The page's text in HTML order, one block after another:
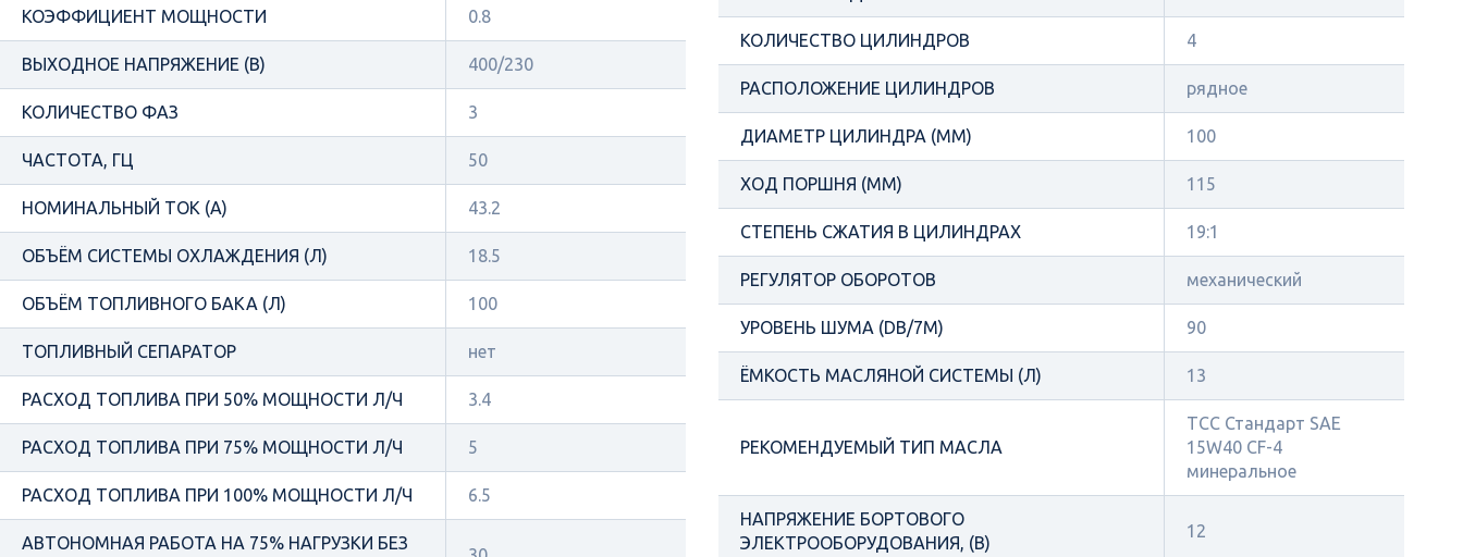
КОЭФФИЦИЕНТ МОЩНОСТИ 0.8
ВЫХОДНОЕ НАПРЯЖЕНИЕ (В) 400/230
КОЛИЧЕСТВО ФАЗ 3
ЧАСТОТА, ГЦ 50
НОМИНАЛЬНЫЙ ТОК (А) 43.2
ОБЪЁМ СИСТЕМЫ ОХЛАЖДЕНИЯ (Л) 18.5
ОБЪЁМ ТОПЛИВНОГО БАКА (Л) 100
ТОПЛИВНЫЙ СЕПАРАТОР нет
РАСХОД ТОПЛИВА ПРИ 50% МОЩНОСТИ Л/Ч 3.4
РАСХОД ТОПЛИВА ПРИ 75% МОЩНОСТИ Л/Ч 5
РАСХОД ТОПЛИВА ПРИ 100% МОЩНОСТИ Л/Ч 6.5
АВТОНОМНАЯ РАБОТА НА 75% НАГРУЗКИ БЕЗ
КОЛИЧЕСТВО ЦИЛИНДРОВ 4
РАСПОЛОЖЕНИЕ ЦИЛИНДРОВ рядное
ДИАМЕТР ЦИЛИНДРА (ММ) 100
ХОД ПОРШНЯ (ММ) 115
СТЕПЕНЬ СЖАТИЯ В ЦИЛИНДРАХ 19:1
РЕГУЛЯТОР ОБОРОТОВ механический
УРОВЕНЬ ШУМА (DB/7М) 90
ЁМКОСТЬ МАСЛЯНОЙ СИСТЕМЫ (Л) 13
РЕКОМЕНДУЕМЫЙ ТИП МАСЛА
ТСС Стандарт SAE
15W40 CF-4
минеральное
НАПРЯЖЕНИЕ БОРТОВОГО
ЭЛЕКТРООБОРУДОВАНИЯ, (В)
12